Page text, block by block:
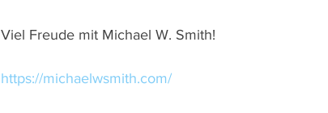
Viel Freude mit Michael W. Smith!
https://michaelwsmith.com/